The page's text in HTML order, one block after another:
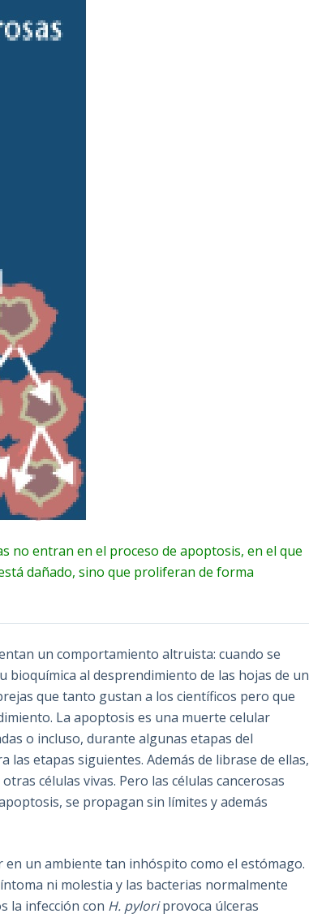
no entran en el proceso de apoptosis, en el que
dañado, sino que proliferan de forma
un comportamiento altruista: cuando se
bioquímica al desprendimiento de las hojas de un
que tanto gustan a los científicos pero que
La apoptosis es una muerte celular
o incluso, durante algunas etapas del
etapas siguientes. Además de librase de ellas,
células vivas. Pero las células cancerosas
se propagan sin límites y además
en un ambiente tan inhóspito como el estómago.
ni molestia y las bacterias normalmente
la infección con H. pyloriprovoca úlceras